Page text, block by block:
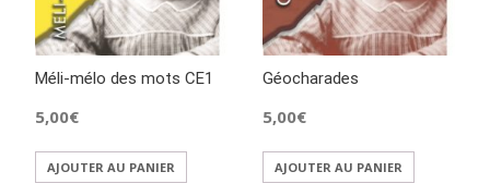
Méli-mélo des mots CE1
5,00€
AJOUTER AU PANIER
Géocharades
5,00€
AJOUTER AU PANIER